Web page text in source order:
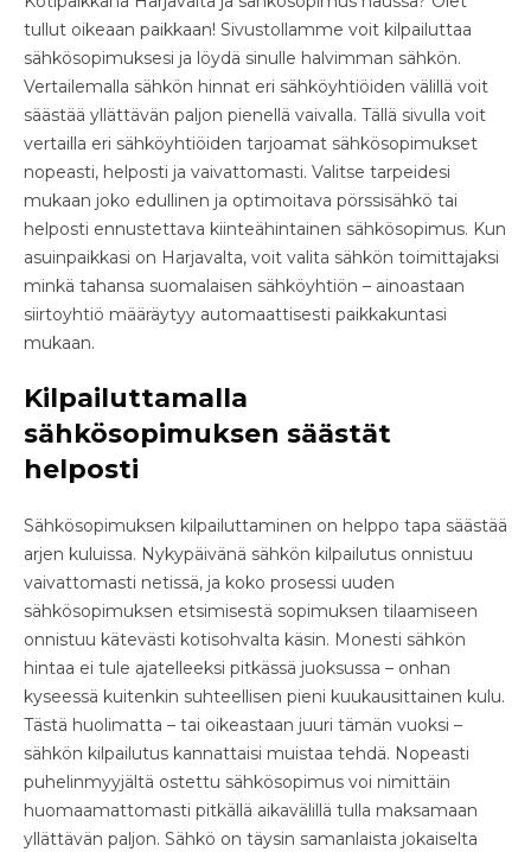
tullut oikeaan paikkaan! Sivustollamme voit kilpailuttaa
sähkösopimuksesi ja löydä sinulle halvimman sähkön.
Vertailemalla sähkön hinnat eri sähköyhtiöiden välillä voit
säästää yllättävän paljon pienellä vaivalla. Tällä sivulla voit
vertailla eri sähköyhtiöiden tarjoamat sähkösopimukset
nopeasti, helposti ja vaivattomasti. Valitse tarpeidesi
mukaan joko edullinen ja optimoitava pörssisähkö tai
helposti ennustettava kiinteähintainen sähkösopimus. Kun
asuinpaikkasi on Harjavalta, voit valita sähkön toimittajaksi
minkä tahansa suomalaisen sähköyhtiön – ainoastaan
siirtoyhtiö määräytyy automaattisesti paikkakuntasi
mukaan.
Kilpailuttamalla
sähkösopimuksen säästät
helposti
Sähkösopimuksen kilpailuttaminen on helppo tapa säästää
arjen kuluissa. Nykypäivänä sähkön kilpailutus onnistuu
vaivattomasti netissä, ja koko prosessi uuden
sähkösopimuksen etsimisestä sopimuksen tilaamiseen
onnistuu kätevästi kotisohvalta käsin. Monesti sähkön
hintaa ei tule ajatelleeksi pitkässä juoksussa – onhan
kyseessä kuitenkin suhteellisen pieni kuukausittainen kulu.
Tästä huolimatta – tai oikeastaan juuri tämän vuoksi –
sähkön kilpailutus kannattaisi muistaa tehdä. Nopeasti
puhelinmyyjältä ostettu sähkösopimus voi nimittäin
huomaamattomasti pitkällä aikavälillä tulla maksamaan
yllättävän paljon. Sähkö on täysin samanlaista jokaiselta